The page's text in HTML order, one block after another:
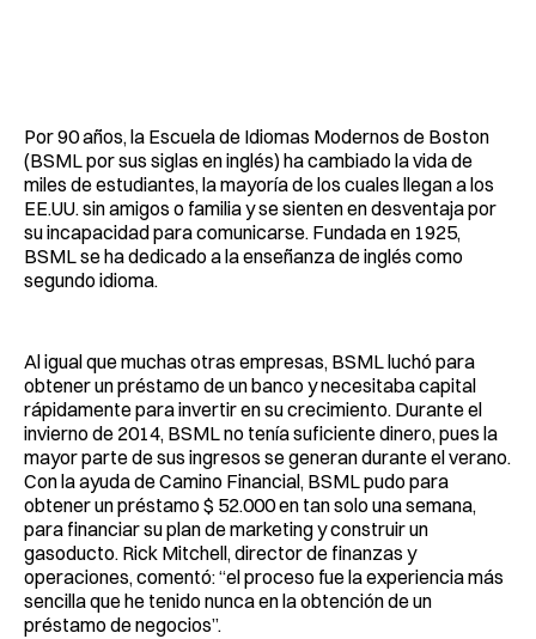
Por 90 años, la Escuela de Idiomas Modernos de Boston
(BSML por sus siglas en inglés) ha cambiado la vida de
miles de estudiantes, la mayoría de los cuales llegan a los
EE.UU. sin amigos o familia y se sienten en desventaja por
su incapacidad para comunicarse. Fundada en 1925,
BSML se ha dedicado a la enseñanza de inglés como
segundo idioma.
Al igual que muchas otras empresas, BSML luchó para
obtener un préstamo de un banco y necesitaba capital
rápidamente para invertir en su crecimiento. Durante el
invierno de 2014, BSML no tenía suficiente dinero, pues la
mayor parte de sus ingresos se generan durante el verano.
Con la ayuda de Camino Financial, BSML pudo para
obtener un préstamo $ 52.000 en tan solo una semana,
para financiar su plan de marketing y construir un
gasoducto. Rick Mitchell, director de finanzas y
operaciones, comentó: “el proceso fue la experiencia más
sencilla que he tenido nunca en la obtención de un
préstamo de negocios”.